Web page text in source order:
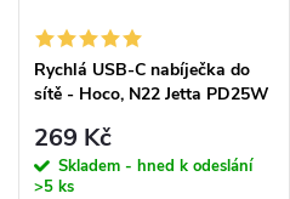
Rychlá USB-C nabíječka do
sítě - Hoco, N22 Jetta PD25W
269 Kč
Skladem - hned k odeslání
>5 ks